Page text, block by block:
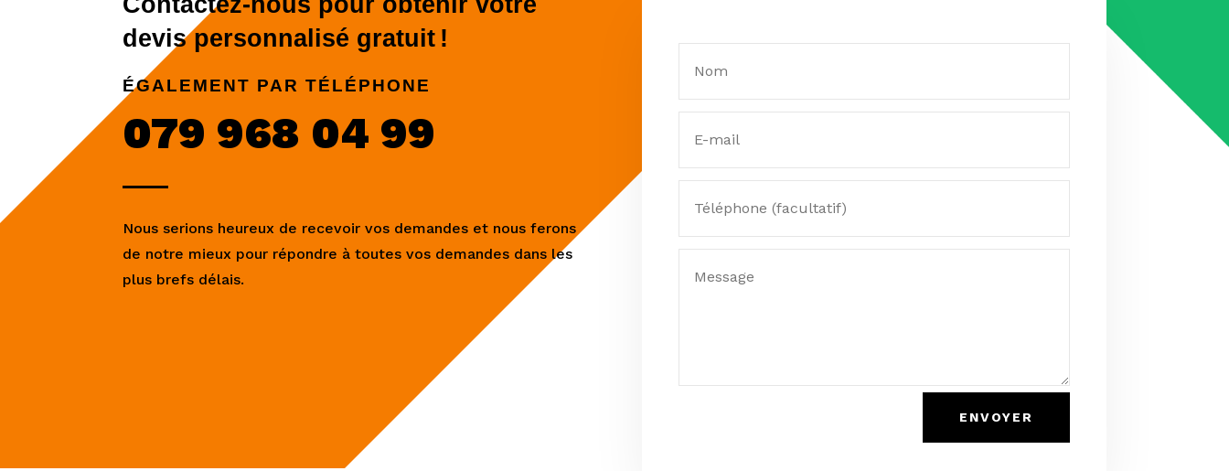
devis personnalisé gratuit !
ÉGALEMENT PAR TÉLÉPHONE
079 968 04 99
Nous serions heureux de recevoir vos demandes et nous ferons
de notre mieux pour répondre à toutes vos demandes dans les
plus brefs délais.
ENVOYER